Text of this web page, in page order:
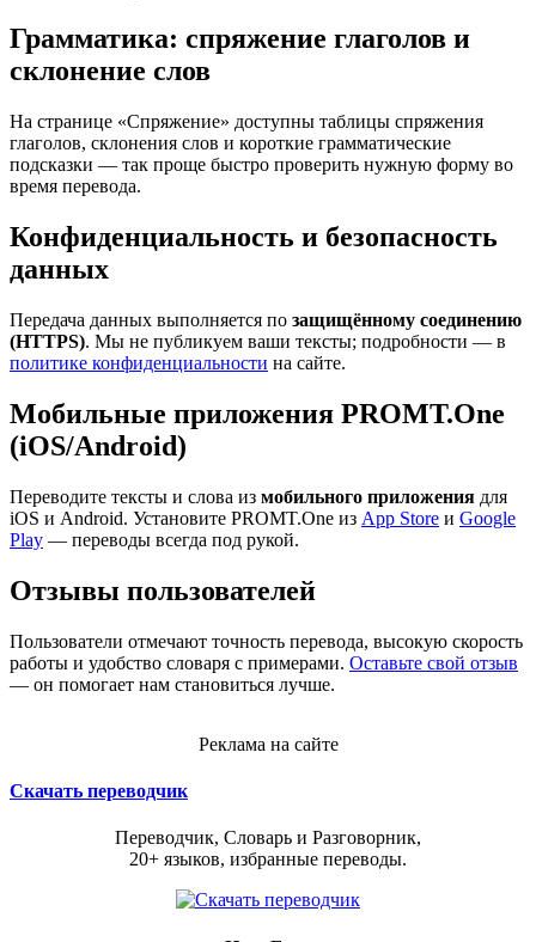
Грамматика: спряжение глаголов и
склонение слов
На странице «Спряжение» доступны таблицы спряжения
глаголов, склонения слов и короткие грамматические
подсказки — так проще быстро проверить нужную форму во
время перевода.
Конфиденциальность и безопасность
данных
Передача данных выполняется по защищённому соединению
(HTTPS). Мы не публикуем ваши тексты; подробности — в
политике конфиденциальности на сайте.
Мобильные приложения PROMT.One
(iOS/Android)
Переводите тексты и слова из мобильного приложения для
iOS и Android. Установите PROMT.One из App Store и Google
Play — переводы всегда под рукой.
Отзывы пользователей
Пользователи отмечают точность перевода, высокую скорость
работы и удобство словаря с примерами. Оставьте свой отзыв
— он помогает нам становиться лучше.
Реклама на сайте
Скачать переводчик
Переводчик, Словарь и Разговорник,
20+ языков, избранные переводы.